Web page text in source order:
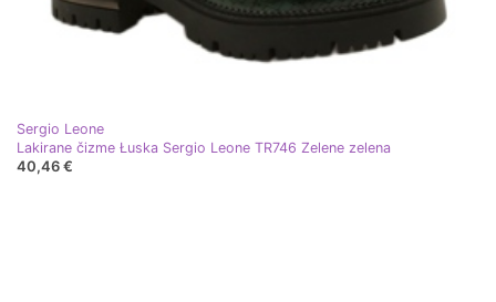
Sergio Leone
Lakirane čizme Łuska Sergio Leone TR746 Zelene zelena
40,46 €